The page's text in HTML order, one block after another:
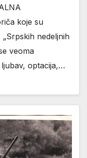
koje su
nedeljnih
veoma
optacija,…